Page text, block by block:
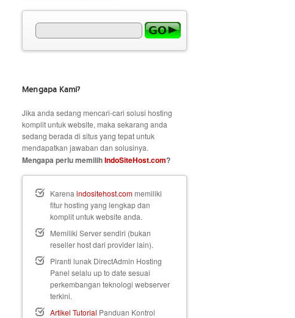
Mengapa Kami?
Jika anda sedang mencari-cari solusi hosting
komplit untuk website, maka sekarang anda
sedang berada di situs yang tepat untuk
mendapatkan jawaban dan solusinya.
Mengapa perlu memilihIndoSiteHost.com?
Karena indositehost.commemiliki
fitur hosting yang lengkap dan
komplit untuk website anda.
Memiliki Server sendiri (bukan
reseller host dari provider lain).
Piranti lunak DirectAdmin Hosting
Panel selalu up to date sesuai
perkembangan teknologi webserver
terkini.
Artikel Tutorial Panduan Kontrol